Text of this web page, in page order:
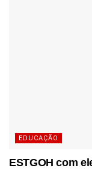
EDUCAÇÃO
ESTGOH com